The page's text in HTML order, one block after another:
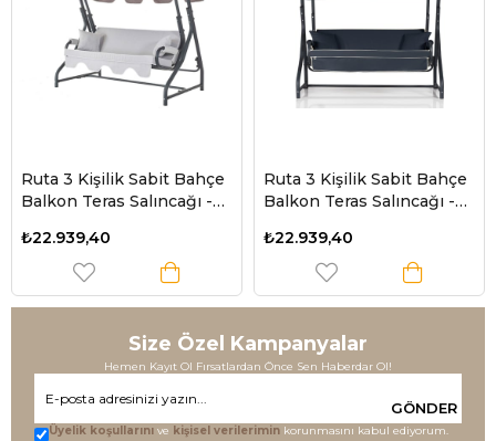
Ruta 3 Kişilik Sabit Bahçe
Balkon Teras Salıncağı -
Gri
₺22.939,40
Ruta 3 Kişilik Sabit Bahçe
Balkon Teras Salıncağı -
₺22.939,40
Size Özel Kampanyalar
Hemen Kayıt Ol Fırsatlardan Önce Sen Haberdar Ol!
GÖNDER
Üyelik koşullarını ve kişisel verilerimin korunmasını kabul ediyorum.